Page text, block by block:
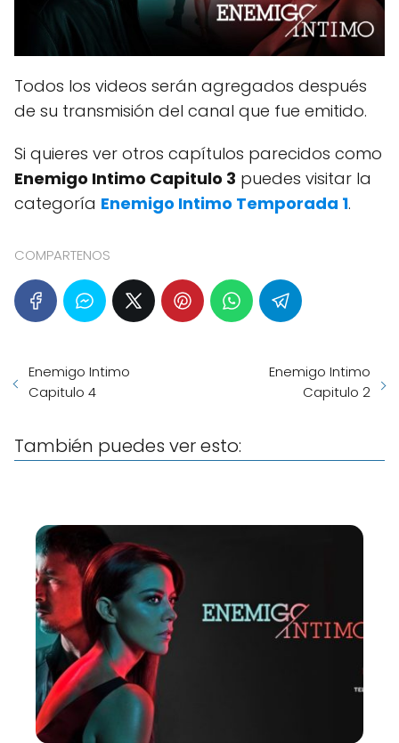
Todos los videos serán agregados después
de su transmisión del canal que fue emitido.
Si quieres ver otros capítulos parecidos como
Enemigo Intimo Capitulo 3 puedes visitar la
categoría Enemigo Intimo Temporada 1.
COMPARTENOS
Enemigo Intimo
Capitulo 4
Enemigo Intimo
Capitulo 2
También puedes ver esto: